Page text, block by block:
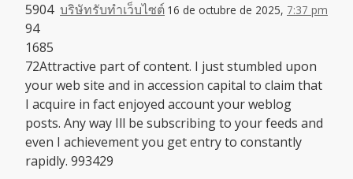
บริษัทรับทำเว็บไซต์ 16 de octubre de 2025, 7:37 pm
5904
94
1685
72Attractive part of content. I just stumbled upon
your web site and in accession capital to claim that
I acquire in fact enjoyed account your weblog
posts. Any way Ill be subscribing to your feeds and
even I achievement you get entry to constantly
rapidly. 993429